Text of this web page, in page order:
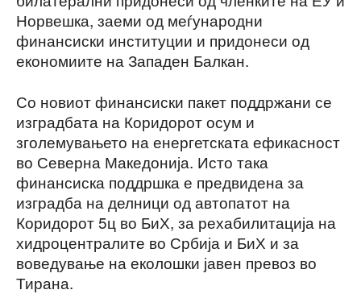
Норвешка, заеми од меѓународни
финансиски институции и придонеси од
економиите на Западен Балкан.
Со новиот финансиски пакет поддржани се
изградбата на Коридорот осум и
зголемувањето на енергетската ефикасност
во Северна Македонија. Исто така
финансиска поддршка е предвидена за
изградба на делници од автопатот на
Коридорот 5ц во БиХ, за рехабилитација на
хидроцентралите во Србија и БиХ и за
воведување на еколошки јавен превоз во
Тирана.